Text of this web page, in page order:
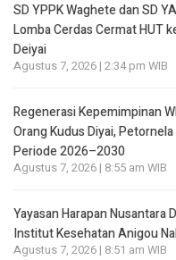
SD YPPK Waghete dan SD
Lomba Cerdas Cermat HUT
Deiyai
Agustus 7, 2026 | 2:34 pm WIB
Regenerasi Kepemimpinan
Orang Kudus Diyai,
Periode 2026–2030
Agustus 7, 2026 | 8:55 am WIB
Yayasan Harapan Nusantara
Institut Kesehatan Anigou
Agustus 7, 2026 | 8:51 am WIB